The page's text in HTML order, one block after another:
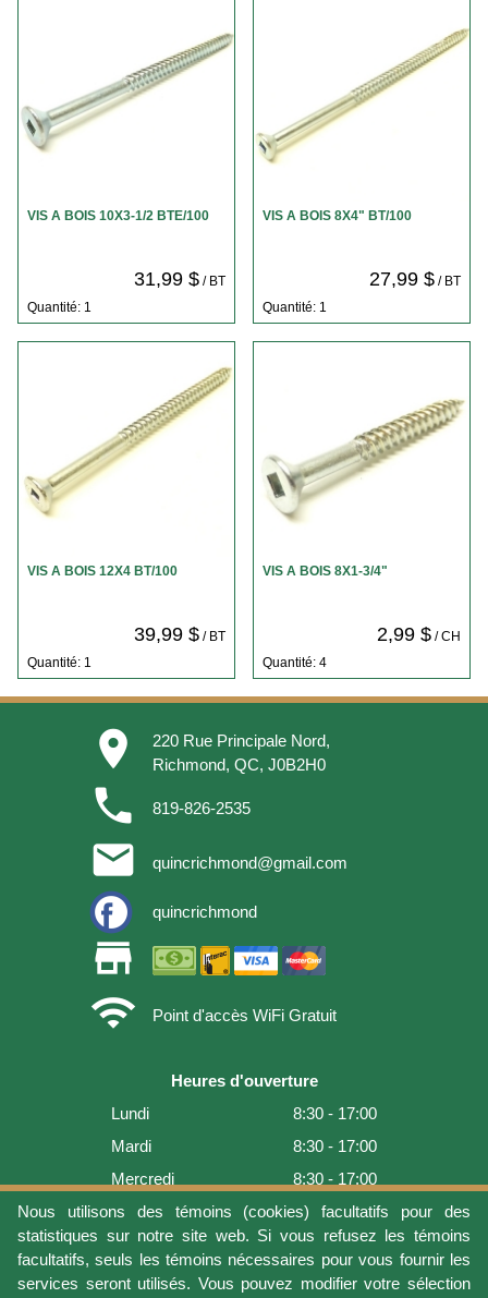
Nous utilisons des témoins (cookies) facultatifs pour des
statistiques sur notre site web. Si vous refusez les témoins
facultatifs, seuls les témoins nécessaires pour vous fournir les
services seront utilisés. Vous pouvez modifier votre sélection
VIS A BOIS 10X3-1/2 BTE/100
31,99 $/ BT
Quantité: 1
VIS A BOIS 8X4" BT/100
27,99 $/ BT
Quantité: 1
VIS A BOIS 12X4 BT/100
39,99 $/ BT
Quantité: 1
VIS A BOIS 8X1-3/4"
2,99 $/ CH
Quantité: 4
place
220 Rue Principale Nord,
Richmond, QC, J0B2H0
phone 819-826-2535
email quincrichmond@gmail.com
quincrichmond
store
wifi
Point d'accès WiFi Gratuit
Heures d'ouverture
Lundi
8:30 - 17:00
Mardi
8:30 - 17:00
Mercredi
8:30 - 17:00
Jeudi
8:30 - 17:00
Vendredi
8:30 - 17:00
Samedi
9:00 - 16:00